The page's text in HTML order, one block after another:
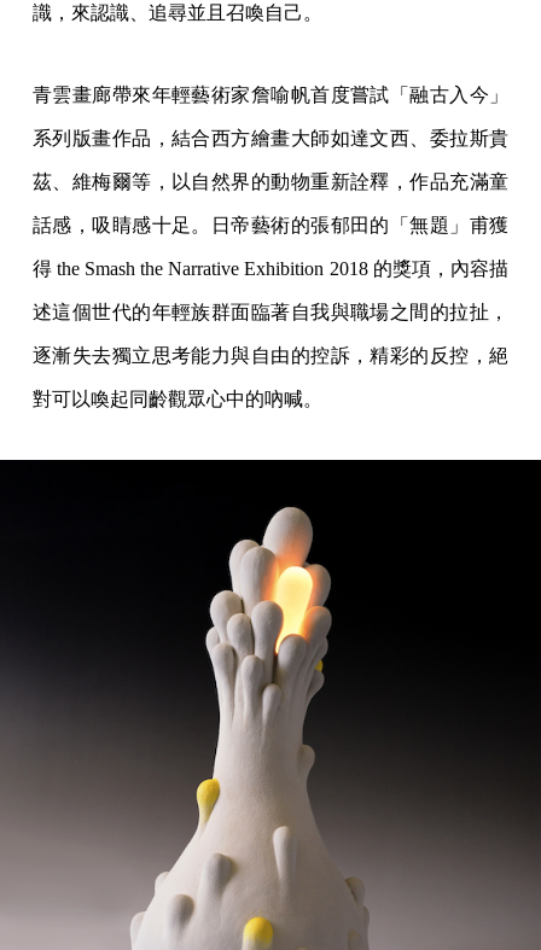
識，來認識、追尋並且召喚自己。
青雲畫廊帶來年輕藝術家詹喻帆首度嘗試「融古入今」
系列版畫作品，結合西方繪畫大師如達文西、委拉斯貴
茲、維梅爾等，以自然界的動物重新詮釋，作品充滿童
話感，吸睛感十足。日帝藝術的張郁田的「無題」甫獲
得 the Smash the Narrative Exhibition 2018 的獎項，內容描
述這個世代的年輕族群面臨著自我與職場之間的拉扯，
逐漸失去獨立思考能力與自由的控訴，精彩的反控，絕
對可以喚起同齡觀眾心中的吶喊。